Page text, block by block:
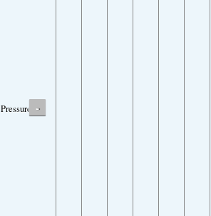
Pressure -